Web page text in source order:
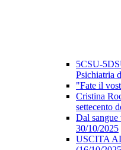
5CSU-
Psichiatria
"Fate il
Cristina
settecento
Dal sangue
30/10/2025
USCITA